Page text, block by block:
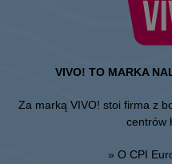
VIVO! TO MARKA
Za marką VIVO! stoi firma z
centrów
» O CPI